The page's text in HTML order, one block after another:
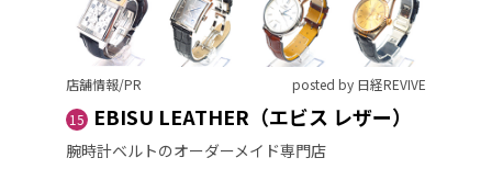
店舗情報/PR
posted by 日経REVIVE
15
EBISU LEATHER（エビス レザー）
腕時計ベルトのオーダーメイド専門店